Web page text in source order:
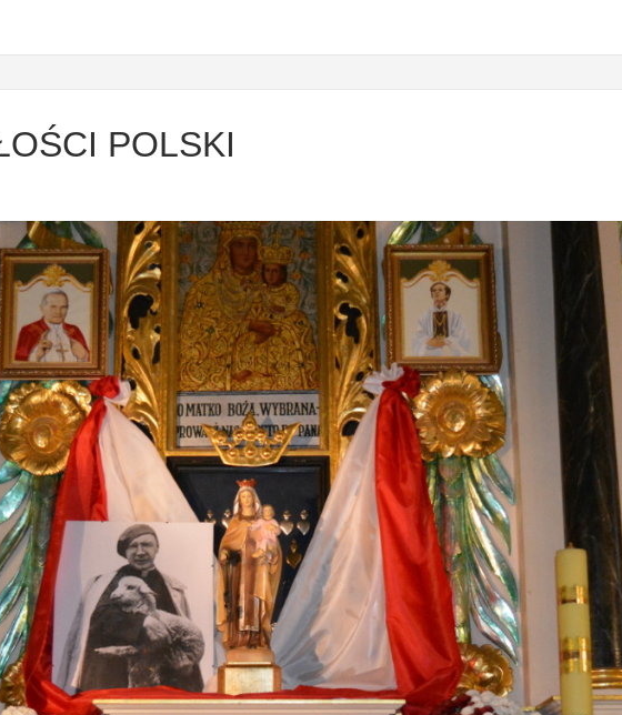
OGŁOSZENIA
Porządek mszy św. i ogłoszenia parafialne
POLSKI